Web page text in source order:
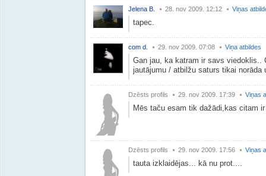
Jelena B. 28. nov 2009. 12:12 Viņas
tapec.
com d. 29. nov 2009. 07:08 Viņa atbildes
Gan jau, ka katram ir savs
jautājumu / atbilžu saturs tikai norāda
Dzēsts profils 29. nov 2009. 17:39 Viņas
Mēs taču esam tik dažādi,kas citam
Dzēsts profils 29. nov 2009. 17:56 Viņas
tauta izklaidējas... kā nu prot....